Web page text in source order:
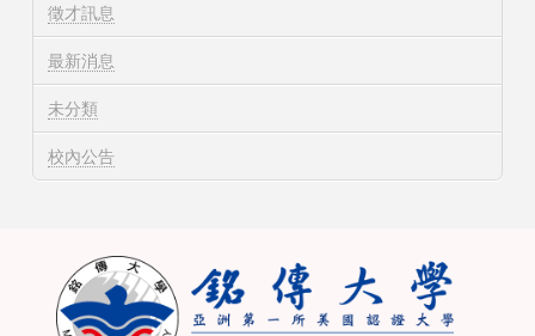
徵才訊息
最新消息
未分類
校內公告